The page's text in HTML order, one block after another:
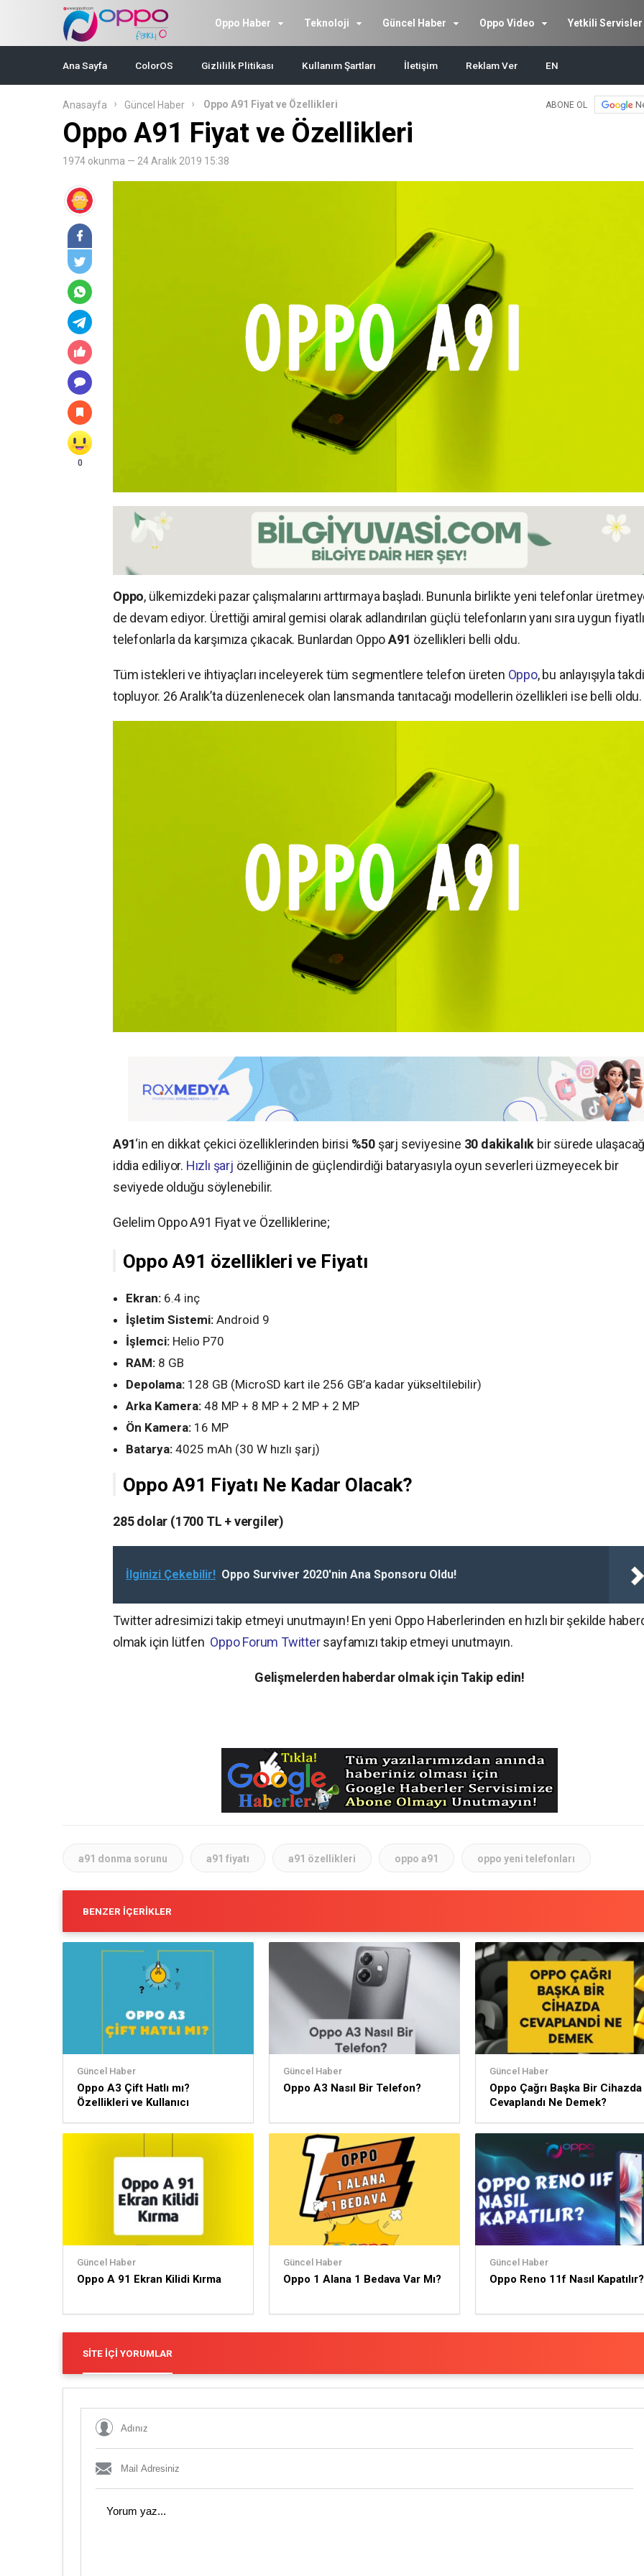
Oppo Haber Teknoloji Güncel Haber Oppo Video Yetkili Servisler
Ana Sayfa ColorOS Gizlililk Plitikası Kullanım Şartları İletişim Reklam Ver EN
Anasayfa Güncel Haber Oppo A91 Fiyat ve Özellikleri ABONE OL
Oppo A91 Fiyat ve Özellikleri
1974 okunma — 24 Aralık 2019 15:38
0
Oppo, ülkemizdeki pazar çalışmalarını arttırmaya başladı. Bununla birlikte yeni telefonlar
de devam ediyor. Ürettiği amiral gemisi olarak adlandırılan güçlü telefonların yanı sıra uygun fiyatlı
telefonlarla da karşımıza çıkacak. Bunlardan OppoA91 özellikleri belli oldu.
Tüm istekleri ve ihtiyaçları inceleyerek tüm segmentlere telefon üreten Oppo, bu anlayışıyla
topluyor. 26 Aralık’ta düzenlenecek olan lansmanda tanıtacağı modellerin özellikleri ise belli oldu.
A91‘in en dikkat çekici özelliklerinden birisi %50 şarj seviyesine 30 dakikalık bir sürede
iddia ediliyor. Hızlı şarj özelliğinin de güçlendirdiği bataryasıyla oyun severleri üzmeyecek bir
seviyede olduğu söylenebilir.
Gelelim Oppo A91 Fiyat ve Özelliklerine;
Oppo A91 özellikleri ve Fiyatı
Ekran: 6.4 inç
İşletim Sistemi: Android 9
İşlemci: Helio P70
RAM: 8 GB
Depolama: 128 GB (MicroSD kart ile 256 GB’a kadar yükseltilebilir)
Arka Kamera: 48 MP + 8 MP + 2 MP + 2 MP
Ön Kamera: 16 MP
Batarya: 4025 mAh (30 W hızlı şarj)
Oppo A91 Fiyatı Ne Kadar Olacak?
285 dolar (1700 TL + vergiler)
İlginizi Çekebilir! Oppo Surviver 2020'nin Ana Sponsoru Oldu!
Twitter adresimizi takip etmeyi unutmayın! En yeni Oppo Haberlerinden en hızlı bir şekilde
olmak için lütfen Oppo Forum Twittersayfamızı takip etmeyi unutmayın.
Gelişmelerden haberdar olmak için Takip edin!
a91 donma sorunu a91 fiyatı a91 özellikleri oppo a91 oppo yeni telefonları
BENZER İÇERIKLER
Güncel Haber
Oppo A3 Çift Hatlı mı?
Özellikleri ve Kullanıcı
Güncel Haber
Oppo A3 Nasıl Bir Telefon?
Güncel Haber
Oppo Çağrı Başka Bir Cihazda
Cevaplandı Ne Demek?
Güncel Haber
Oppo A 91 Ekran Kilidi Kırma
Güncel Haber
Oppo 1 Alana 1 Bedava Var Mı?
Güncel Haber
Oppo Reno 11f Nasıl Kapatılır?
SITE İÇI YORUMLAR